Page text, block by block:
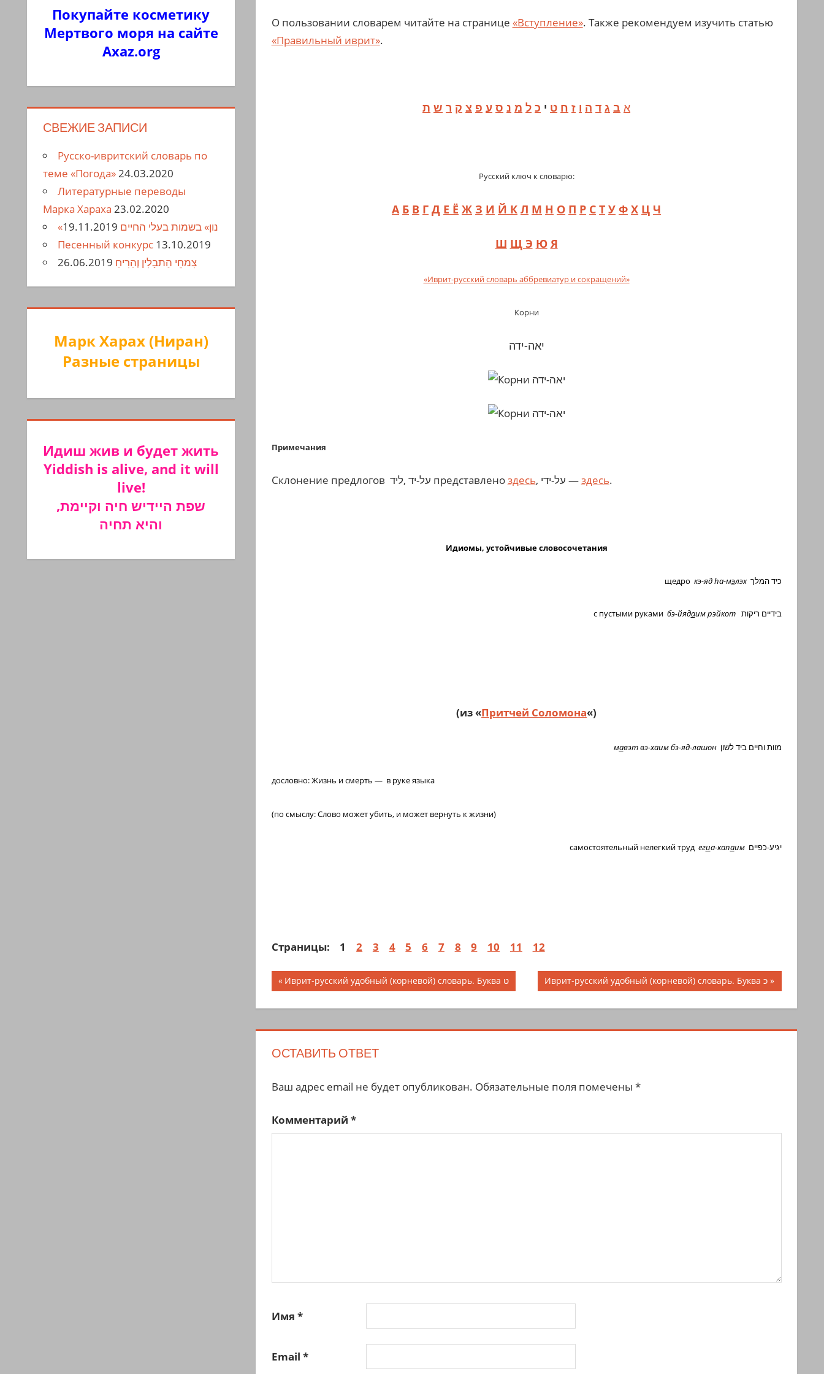
О пользовании словарем читайте на странице «Вступление». Также рекомендуем изучить статью
«Правильный иврит».
א ב ג ד ה ו ז ח ט י כ ל מ נ ס ע פ צ ק ר ש ת
Русский ключ к словарю:
А Б В Г Д Е Ё Ж З И Й К Л М Н О П Р С Т У Ф Х Ц Ч
Ш Щ Э Ю Я
«Иврит-русский словарь аббревиатур и сокращений»
Корни
יאה-ידה
Примечания
Склонение предлогов על-יד ,ליד представленоздесь , על-ידי —здесь.
Идиомы, устойчивые словосочетания
щедро кэ-ядhа-мэлэх כיד המלך
с пустыми руками бэ-йядаим рэйкот בידיים ריקות
(из «Притчей Соломона«)
мавэт вэ-хаим бэ-яд-лашон מוות וחיים ביד לשון
дословно: Жизнь и смерть — в руке языка
(по смыслу: Слово может убить, и может вернуть к жизни)
самостоятельный нелегкий труд егиа-капаим יגיע-כפיים
Страницы: 1 2 3 4 5 6 7 8 9 10 11 12
Навигация
по
записям
Предыдущая
запись;
Иврит-русский удобный (корневой) словарь. Буква ט
Следующая
запись:
Иврит-русский удобный (корневой) словарь. Буква כ
ОСТАВИТЬ ОТВЕТ
Ваш адрес email не будет опубликован. Обязательные поля помечены *
Комментарий *
Имя *
Email *
Покупайте косметику
Мертвого моря на сайте
Axaz.org
СВЕЖИЕ ЗАПИСИ
Русско-ивритский словарь по
теме «Погода»24.03.2020
Литературные переводы
Марка Хараха 23.02.2020
«נון» בשמות בעלי החיים 19.11.2019
Песенный конкурс 13.10.2019
צִמחֵי הַתבָלִין וְהַרִיחַ 26.06.2019
Марк Харах (Ниран)
Разные страницы
Идиш жив и будет жить
Yiddish is alive, and it will
live!
שפת היידיש חיה וקיימת,
והיא תחיה